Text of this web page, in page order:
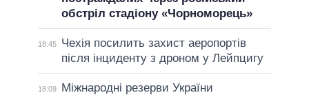
обстріл стадіону «Чорноморець»
18:45
Чехія посилить захист аеропортів
після інциденту з дроном у Лейпцигу
18:09
Міжнародні резерви України